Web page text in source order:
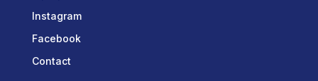
Instagram
Facebook
Contact